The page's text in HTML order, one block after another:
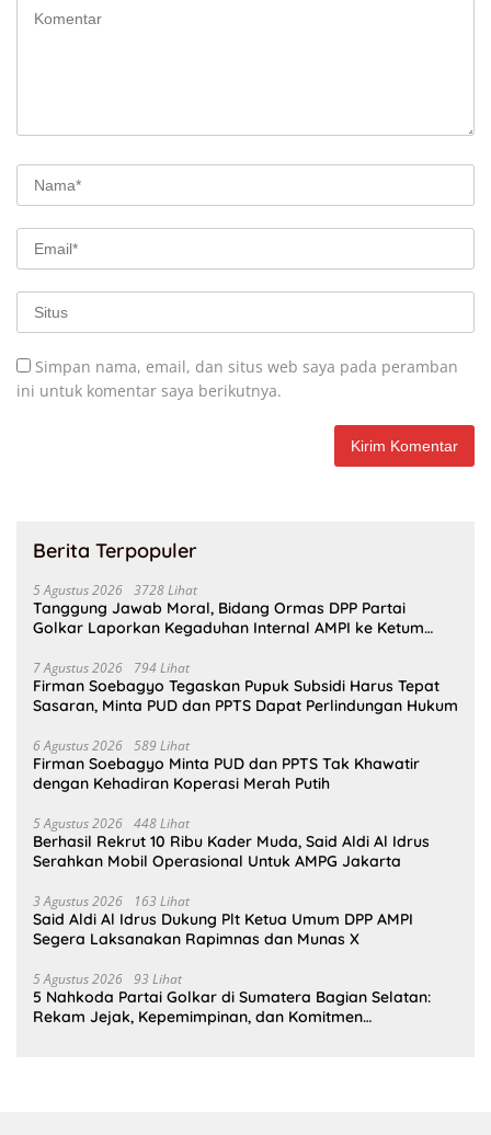
Simpan nama, email, dan situs web saya pada peramban
ini untuk komentar saya berikutnya.
Berita Terpopuler
5 Agustus 2026 3728 Lihat
Tanggung Jawab Moral, Bidang Ormas DPP Partai
Golkar Laporkan Kegaduhan Internal AMPI ke Ketum
7 Agustus 2026 794 Lihat
Firman Soebagyo Tegaskan Pupuk Subsidi Harus Tepat
Sasaran, Minta PUD dan PPTS Dapat Perlindungan Hukum
6 Agustus 2026 589 Lihat
Firman Soebagyo Minta PUD dan PPTS Tak Khawatir
dengan Kehadiran Koperasi Merah Putih
5 Agustus 2026 448 Lihat
Berhasil Rekrut 10 Ribu Kader Muda, Said Aldi Al Idrus
Serahkan Mobil Operasional Untuk AMPG Jakarta
3 Agustus 2026 163 Lihat
Said Aldi Al Idrus Dukung Plt Ketua Umum DPP AMPI
Segera Laksanakan Rapimnas dan Munas X
5 Agustus 2026 93 Lihat
5 Nahkoda Partai Golkar di Sumatera Bagian Selatan:
Rekam Jejak, Kepemimpinan, dan Komitmen